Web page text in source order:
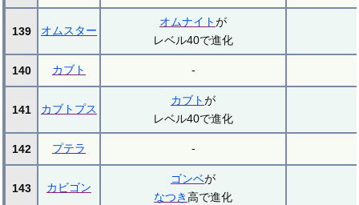
139 オムスター
オムナイトが
レベル40で進化
140 カブト -
141 カブトプス
カブトが
レベル40で進化
142 プテラ -
143 カビゴン
ゴンベが
なつき高で進化